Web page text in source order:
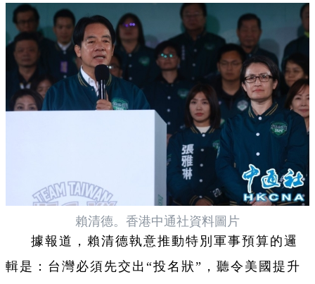
賴清德。香港中通社資料圖片
據報道，賴清德執意推動特別軍事預算的邏
輯是：台灣必須先交出“投名狀”，聽令美國提升